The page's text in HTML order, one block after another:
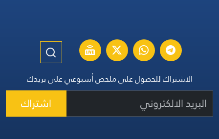
الاشتراك للحصول على ملخص أسبوعي على بريدك
اشتراك